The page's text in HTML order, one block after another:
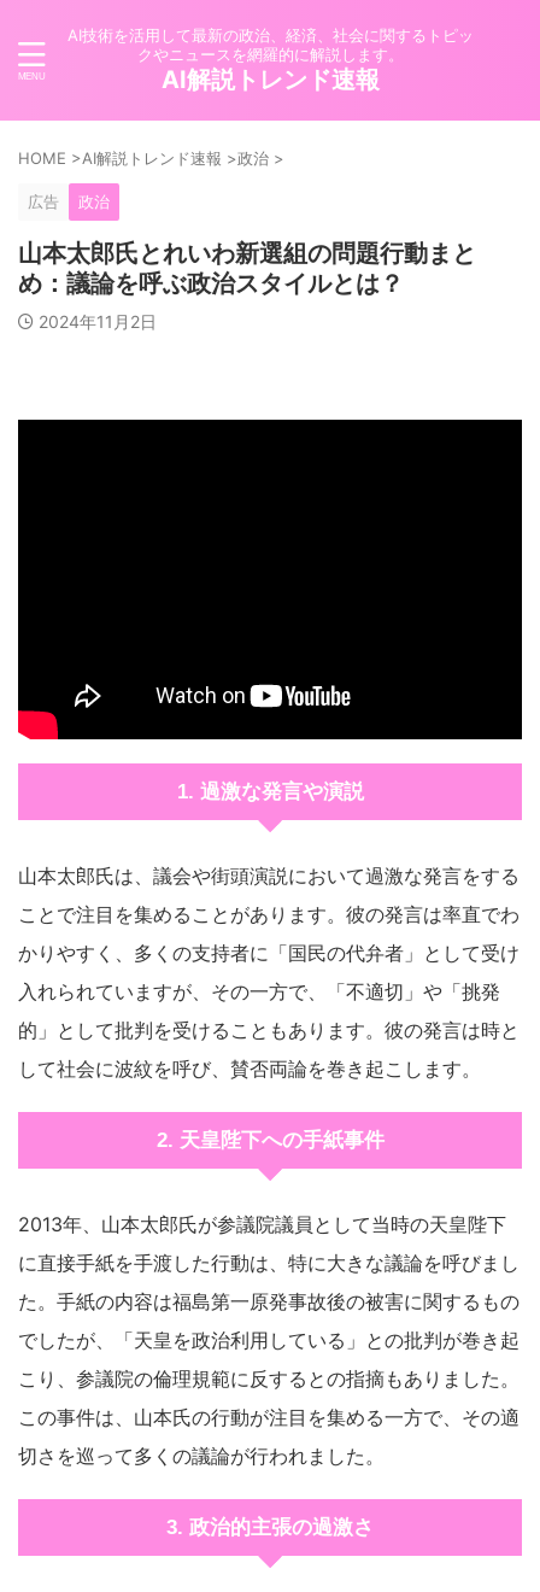
AI技術を活用して最新の政治、経済、社会に関するトピッ
クやニュースを網羅的に解説します。
AI解説トレンド速報
HOME >AI解説トレンド速報 >政治 >
広告 政治
山本太郎氏とれいわ新選組の問題行動まと
め：議論を呼ぶ政治スタイルとは？
2024年11月2日
1. 過激な発言や演説
山本太郎氏は、議会や街頭演説において過激な発言をする
ことで注目を集めることがあります。彼の発言は率直でわ
かりやすく、多くの支持者に「国民の代弁者」として受け
入れられていますが、その一方で、「不適切」や「挑発
的」として批判を受けることもあります。彼の発言は時と
して社会に波紋を呼び、賛否両論を巻き起こします。
2. 天皇陛下への手紙事件
2013年、山本太郎氏が参議院議員として当時の天皇陛下
に直接手紙を手渡した行動は、特に大きな議論を呼びまし
た。手紙の内容は福島第一原発事故後の被害に関するもの
でしたが、「天皇を政治利用している」との批判が巻き起
こり、参議院の倫理規範に反するとの指摘もありました。
この事件は、山本氏の行動が注目を集める一方で、その適
切さを巡って多くの議論が行われました。
3. 政治的主張の過激さ